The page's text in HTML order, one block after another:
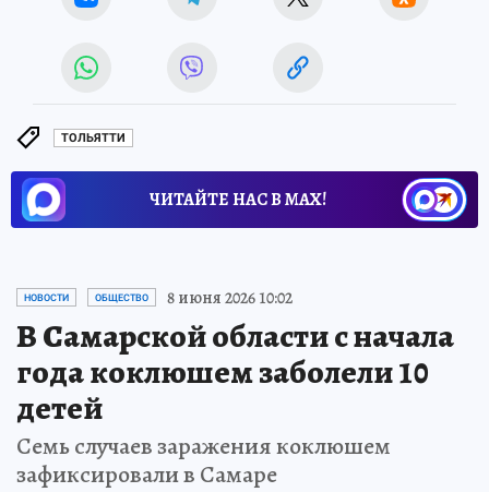
ТОЛЬЯТТИ
ЧИТАЙТЕ НАС В МАХ!
НОВОСТИ ОБЩЕСТВО 8 июня 2026 10:02
В Самарской области с начала
года коклюшем заболели 10
детей
Семь случаев заражения коклюшем
зафиксировали в Самаре